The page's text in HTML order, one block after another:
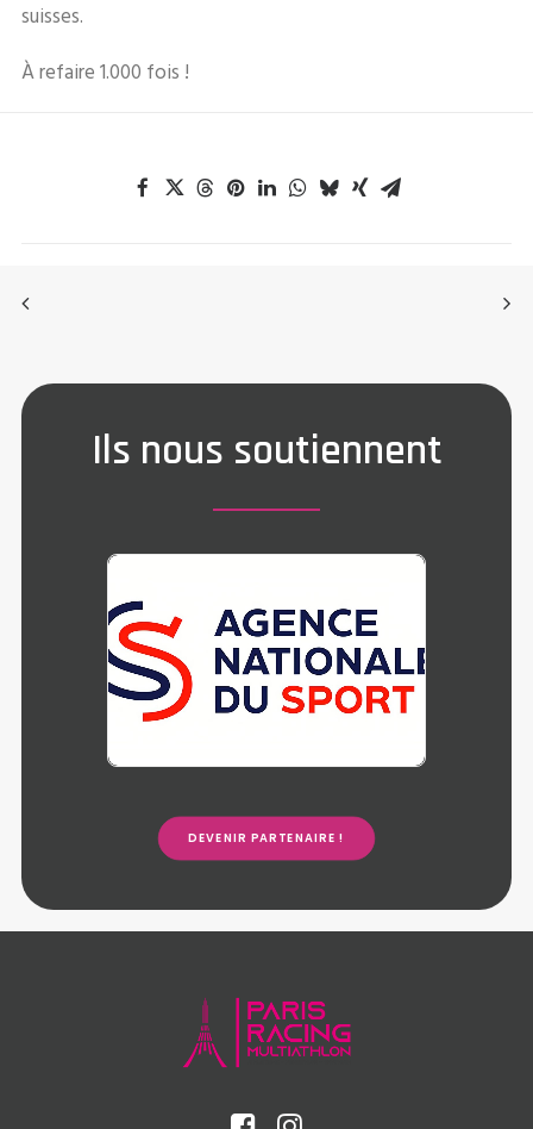
suisses.
À refaire 1.000 fois !
Ils nous soutiennent
DEVENIR PARTENAIRE !